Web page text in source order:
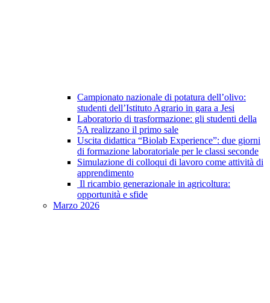
Campionato nazionale di potatura dell’olivo:
studenti dell’Istituto Agrario in gara a Jesi
Laboratorio di trasformazione: gli studenti della
5A realizzano il primo sale
Uscita didattica “Biolab Experience”: due giorni
di formazione laboratoriale per le classi seconde
Simulazione di colloqui di lavoro come attività di
apprendimento
Il ricambio generazionale in agricoltura:
opportunità e sfide
Marzo 2026